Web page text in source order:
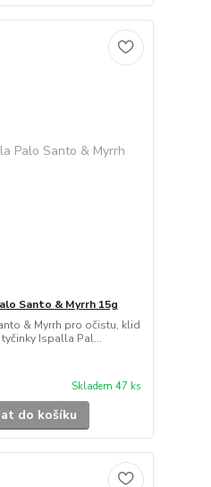
Santo & Myrrh 15g
& Myrrh pro očistu, klid
Ispalla Pal...
Skladem 47 ks
do košíku